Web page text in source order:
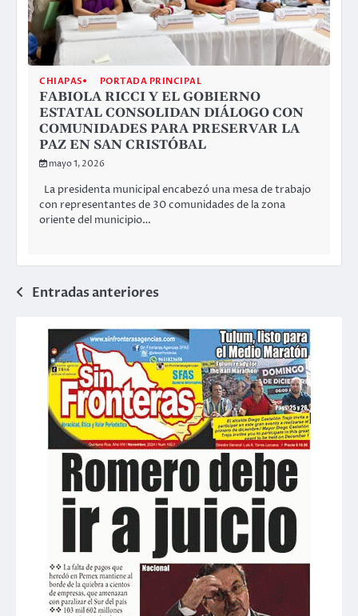
CHIAPAS PORTADA PRINCIPAL
FABIOLA RICCI Y EL GOBIERNO
ESTATAL CONSOLIDAN DIÁLOGO CON
COMUNIDADES PARA PRESERVAR LA
PAZ EN SAN CRISTÓBAL
mayo 1, 2026
La presidenta municipal encabezó una mesa de trabajo
con representantes de 30 comunidades de la zona
oriente del municipio…
Navegación
entradas
Entradas anteriores